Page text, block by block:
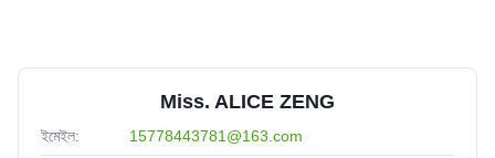
Miss. ALICE ZENG
ইমেইল: 15778443781@163.com